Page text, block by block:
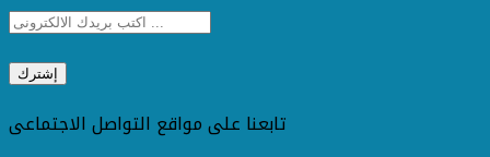
تابعنا على مواقع التواصل الاجتماعى